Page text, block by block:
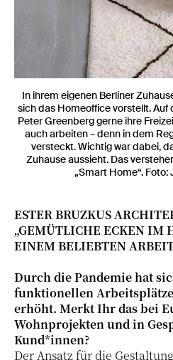
In ihrem eigenen Berliner
sich das Homeoffice vorstellt. Auf
Peter Greenberg gerne ihre
auch arbeiten – denn in dem
versteckt. Wichtig war dabei,
Zuhause aussieht. Das
„Smart Home“. Foto:
ESTER BRUZKUS
„GEMÜTLICHE ECKEN IM
EINEM BELIEBTEN
Durch die Pandemie hat
funktionellen
erhöht. Merkt Ihr das bei
Wohnprojekten und in
Kund*innen?
Der Ansatz für die